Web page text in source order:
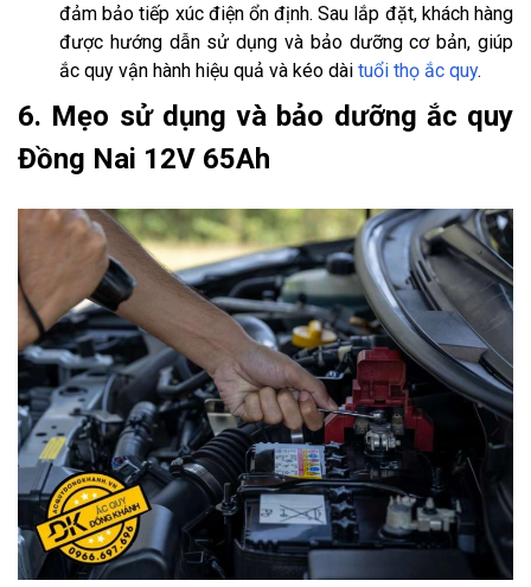
đảm bảo tiếp xúc điện ổn định. Sau lắp đặt, khách hàng
được hướng dẫn sử dụng và bảo dưỡng cơ bản, giúp
ắc quy vận hành hiệu quả và kéo dài tuổi thọ ắc quy.
6. Mẹo sử dụng và bảo dưỡng ắc quy
Đồng Nai 12V 65Ah